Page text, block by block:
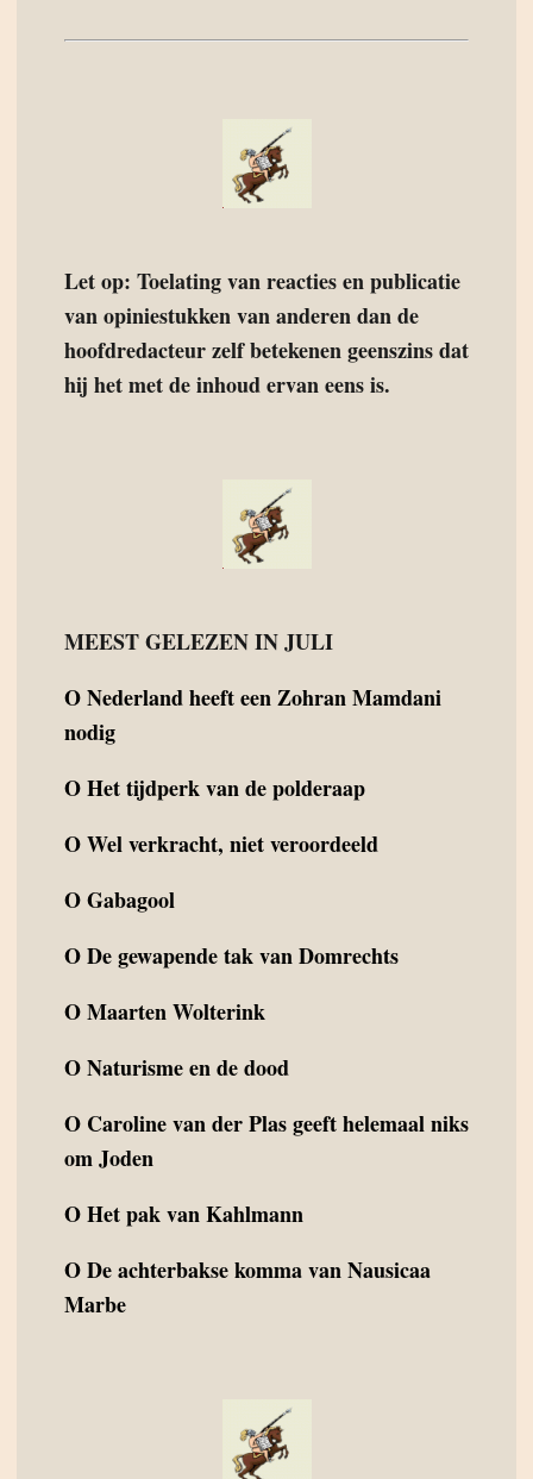
Let op: Toelating van reacties en publicatie
van opiniestukken van anderen dan de
hoofdredacteur zelf betekenen geenszins dat
hij het met de inhoud ervan eens is.
MEEST GELEZEN IN JULI
ONederland heeft een Zohran Mamdani
nodig
OHet tijdperk van de polderaap
OWel verkracht, niet veroordeeld
OGabagool
ODe gewapende tak van Domrechts
OMaarten Wolterink
ONaturisme en de dood
O Caroline van der Plas geeft helemaal niks
om Joden
OHet pak van Kahlmann
ODe achterbakse komma van Nausicaa
Marbe